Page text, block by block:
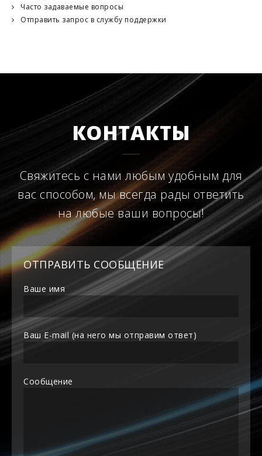
Часто задаваемые вопросы
Отправить запрос в службу поддержки
КОНТАКТЫ
Свяжитесь с нами любым удобным для
вас способом, мы всегда рады ответить
на любые ваши вопросы!
ОТПРАВИТЬ СООБЩЕНИЕ
Ваше имя
Ваш E-mail (на него мы отправим ответ)
Сообщение